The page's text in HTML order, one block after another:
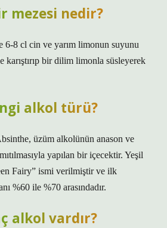
mezesi nedir?
6-8 cl cin ve yarım limonun suyunu
karıştırıp bir dilim limonla süsleyerek
alkol türü?
üzüm alkolünün anason ve
yapılan bir içecektir. Yeşil
Fairy” ismi verilmiştir ve ilk
%60 ile %70 arasındadır.
alkol vardır?